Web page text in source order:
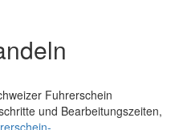
Fuhrerschein
und Bearbeitungszeiten,